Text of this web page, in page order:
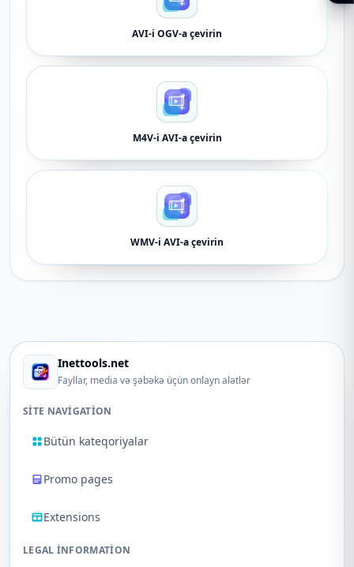
AVI-i OGV-a çevirin
M4V-i AVI-a çevirin
WMV-i AVI-a çevirin
Inettools.net
Fayllar, media və şəbəkə üçün onlayn alətlər
SITE NAVIGATION
Bütün kateqoriyalar
Promo pages
Extensions
LEGAL INFORMATION